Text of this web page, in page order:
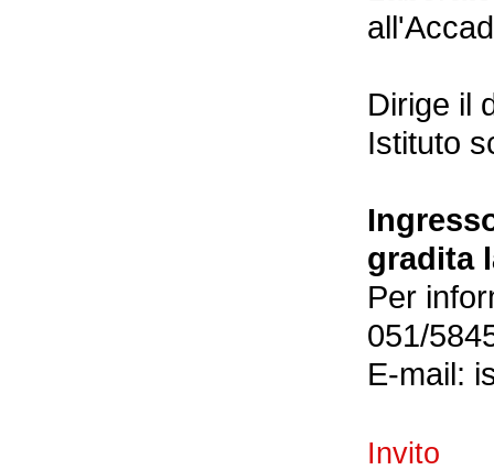
Dirige il
Istituto
gradita
Per
051/
E-mail:
Invito